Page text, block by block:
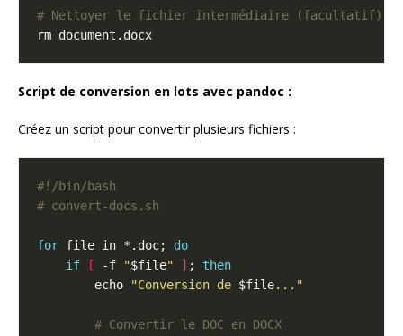
# Nettoyer le fichier intermédiaire (facultatif)
Script de conversion en lots avec pandoc :
Créez un script pour convertir plusieurs fichiers :
# convert-docs.sh
for file in *.doc; do
if
[ -f "$file" ] ; then
        echo
"Conversion de $file..."
# Convertir le DOC en DOCX